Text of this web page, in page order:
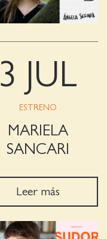
3 JUL
ESTRENO
MARIELA
SANCARI
Leer más